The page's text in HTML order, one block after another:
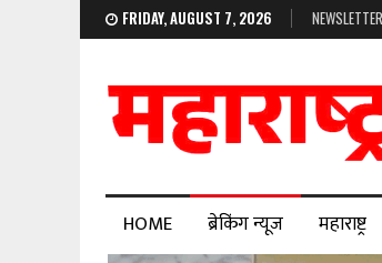
FRIDAY, AUGUST 7, 2026 NEWSLETTER
HOME ब्रेकिंग न्यूज महाराष्ट्र